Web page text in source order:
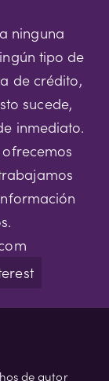
ninguna
tipo de
de crédito,
sucede,
inmediato.
de autor